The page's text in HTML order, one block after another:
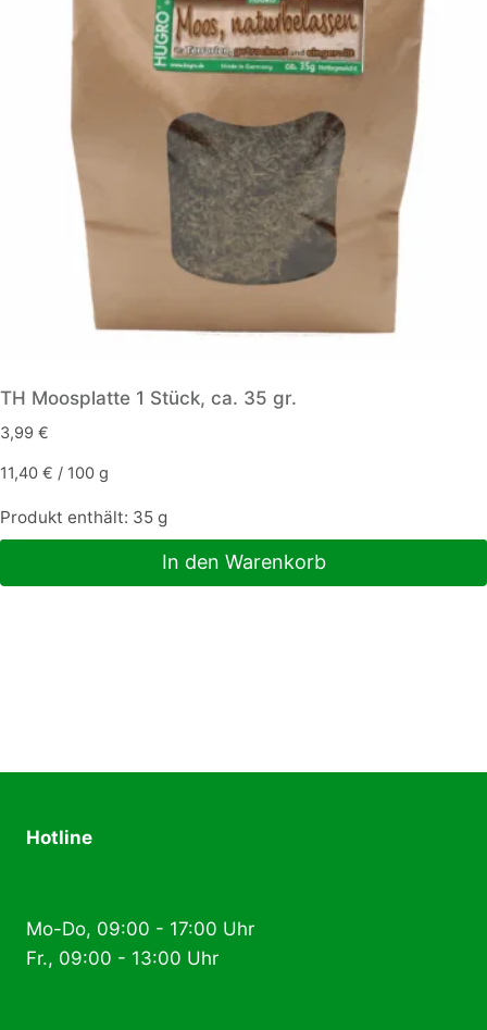
TH Moosplatte 1 Stück, ca. 35 gr.
3,99 €
11,40 € / 100 g
Produkt enthält: 35 g
In den Warenkorb
Hotline
Mo-Do, 09:00 - 17:00 Uhr
Fr., 09:00 - 13:00 Uhr